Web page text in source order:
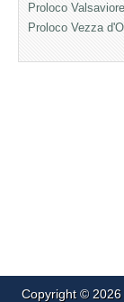
Proloco Valsaviore
Proloco Vezza
Copyright © 2026